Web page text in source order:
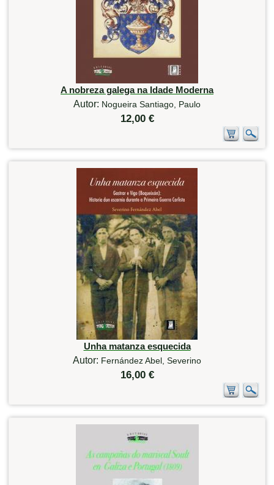
A nobreza galega na Idade Moderna
Autor: Nogueira Santiago, Paulo
12,00 €
Unha matanza esquecida
Autor: Fernández Abel, Severino
16,00 €